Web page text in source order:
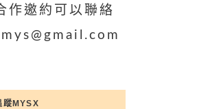
作邀約可以聯絡
蹤MYSX